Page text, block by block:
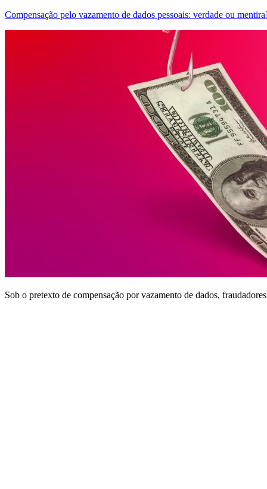
Compensação pelo vazamento de dados pessoais: verdade ou
Sob o pretexto de compensação por vazamento de dados,